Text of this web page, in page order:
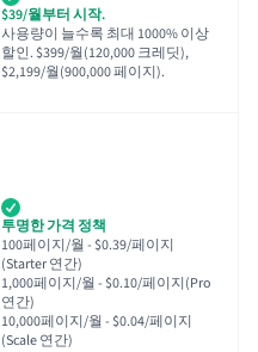
$39/월부터 시작.
사용량이 늘수록 최대 1000% 이상
할인. $399/월(120,000 크레딧),
$2,199/월(900,000 페이지).
투명한 가격 정책
100페이지/월 - $0.39/페이지
(Starter 연간)
1,000페이지/월 - $0.10/페이지(Pro
연간)
10,000페이지/월 - $0.04/페이지
(Scale 연간)